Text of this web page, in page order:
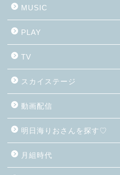
MUSIC
PLAY
TV
スカイステージ
動画配信
明日海りおさんを探す♡
月組時代